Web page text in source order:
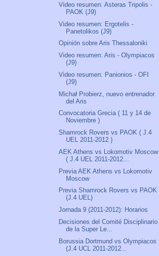
Video resumen: Asteras Tripolis -
PAOK (J9)
Video resumen: Ergotelis -
Panetolikos (J9)
Opinión sobre Aris Thessaloniki
Video resumen: Aris - Olympiacos
(J9)
Video resumen: Panionios - OFI
(J9)
Michał Probierz, nuevo entrenador
del Aris
Convocatoria Grecia ( 11 y 14 de
Noviembre )
Shamrock Rovers vs PAOK ( J.4
UEL 2011-2012 )
AEK Athens vs Lokomotiv Moscow
( J.4 UEL 2011-2012...
Previa AEK Athens vs Lokomotiv
Moscow
Previa Shamrock Rovers vs PAOK
(J.4 UEL)
Jornada 9 (2011-2012): Horarios
Decisiones del Comité Disciplinario
de la Super Le...
Borussia Dortmund vs Olympiacos
(J.4 UCL 2011-2012...